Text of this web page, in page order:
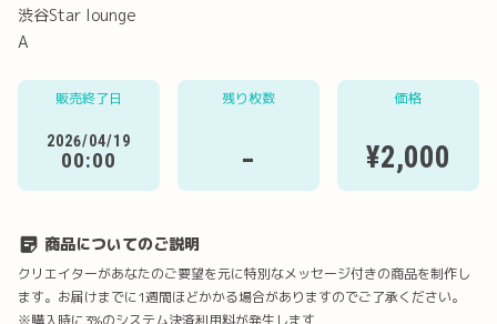
渋谷Star lounge
A
販売終了日
2026/04/19
00:00
残り枚数
-
価格
¥2,000
商品についてのご説明
クリエイターがあなたのご要望を元に特別なメッセージ付きの商品を制作し
ます。お届けまでに1週間ほどかかる場合がありますのでご了承ください。
※購入時に3%のシステム決済利用料が発生します
URLコピー